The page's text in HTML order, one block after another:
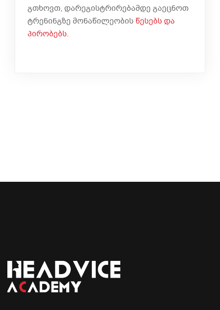
გთხოვთ, დარეგისტრირებამდე გაეცნოთ
ტრენინგზე მონაწილეობის წესებს და
პირობებს.